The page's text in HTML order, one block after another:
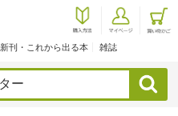
新刊・これから出る本 雑誌
検索